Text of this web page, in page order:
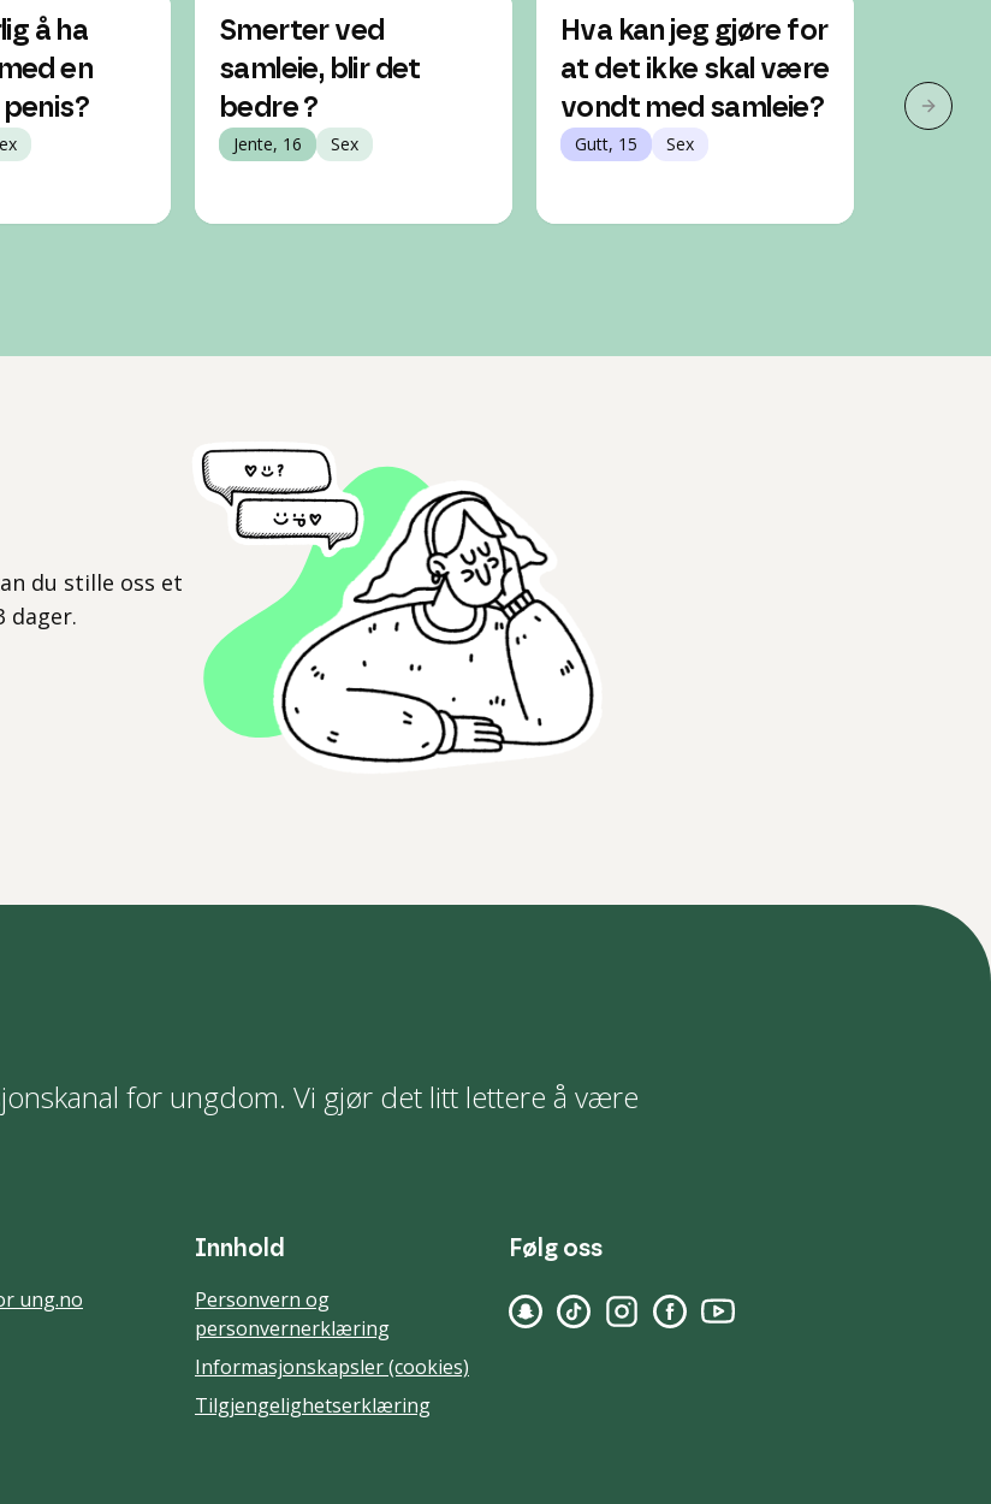
å ha
en
Smerter ved
samleie, blir det
bedre ?
Jente, 16 Sex
Hva kan jeg gjøre for
at det ikke skal være
vondt med samleie?
Gutt, 15 Sex
Neste
du stille oss et
dager.
for ungdom. Vi gjør det litt lettere å være
ung.no
Innhold
Personvern og
personvernerklæring
Informasjonskapsler (cookies)
Tilgjengelighetserklæring
Følg oss